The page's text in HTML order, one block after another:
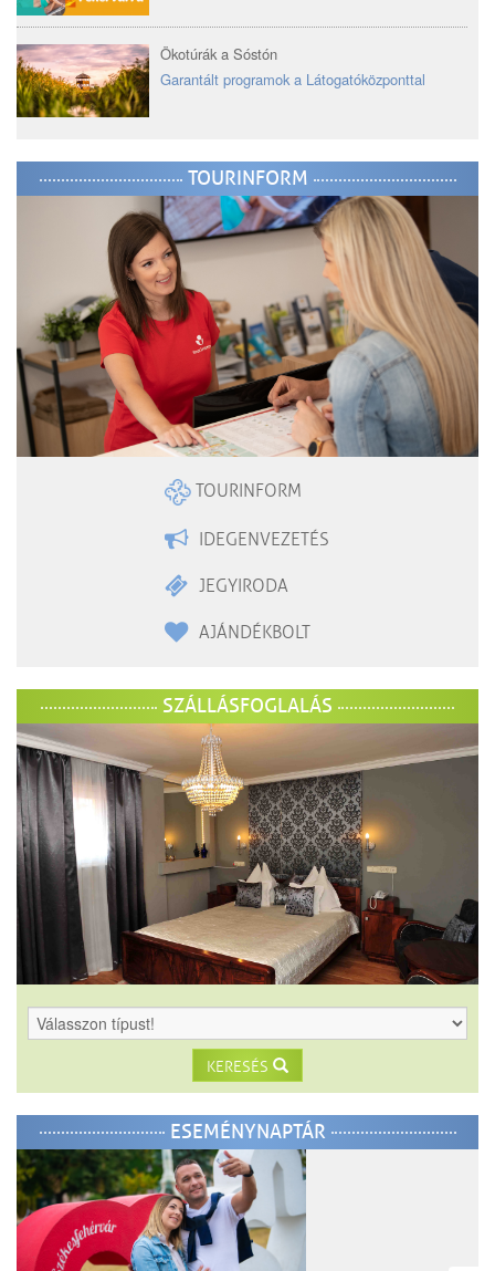
Ökotúrák a Sóstón
Garantált programok a Látogatóközponttal
TOURINFORM
TOURINFORM
IDEGENVEZETÉS
JEGYIRODA
AJÁNDÉKBOLT
SZÁLLÁSFOGLALÁS
KERESÉS
ESEMÉNYNAPTÁR